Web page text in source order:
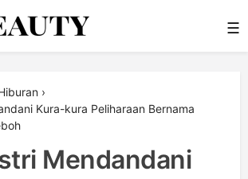
☰
›
Kura-kura Peliharaan Bernama
Mendandani